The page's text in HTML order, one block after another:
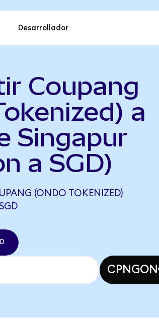
Desarrollador
Coupang
a
Singapur
a SGD)
(ONDO TOKENIZED)
CPNGON